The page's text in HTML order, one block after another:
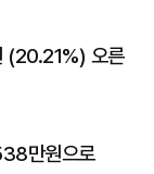
(20.21%) 오른
만원으로